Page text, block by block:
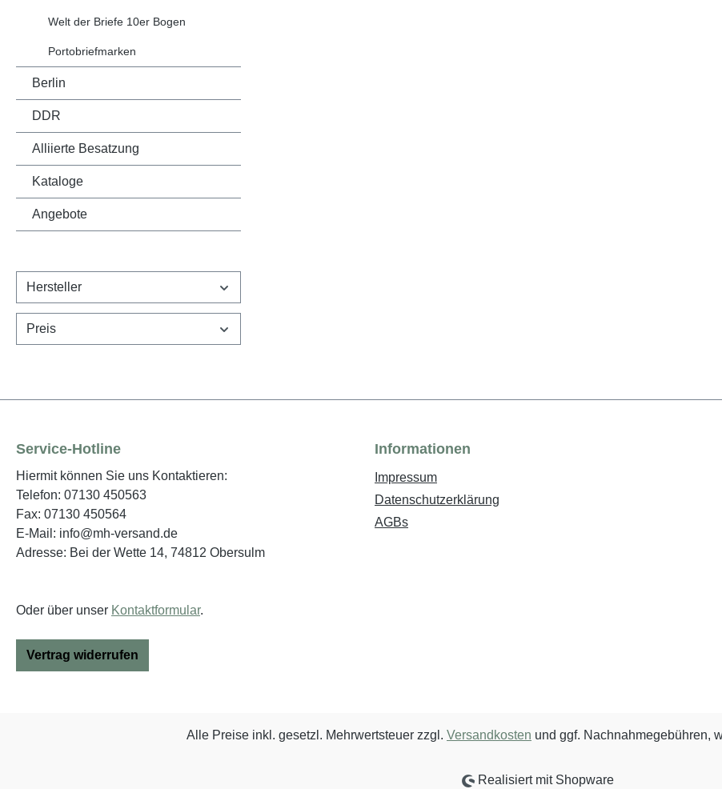
Welt der Briefe 10er Bogen
Portobriefmarken
Berlin
DDR
Alliierte Besatzung
Kataloge
Angebote
Hersteller
Preis
Service-Hotline
Hiermit können Sie uns Kontaktieren:
Telefon: 07130 450563
Fax: 07130 450564
E-Mail: info@mh-versand.de
Adresse: Bei der Wette 14, 74812 Obersulm
Oder über unser Kontaktformular.
Vertrag widerrufen
Informationen
Impressum
Datenschutzerklärung
AGBs
Alle Preise inkl. gesetzl. Mehrwertsteuer zzgl. Versandkosten und ggf. Nachnahmegebühren,
Realisiert mit Shopware